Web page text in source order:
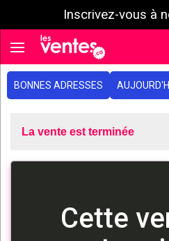
Inscrivez-vous à
Toggle navigation
BONNES ADRESSES
La vente est terminée
Cette